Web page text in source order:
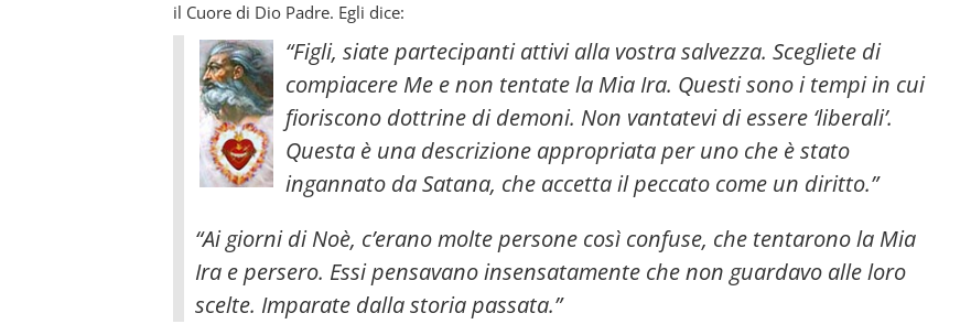
il Cuore di Dio Padre. Egli dice:
“Figli, siate partecipanti attivi alla vostra salvezza. Scegliete di
compiacere Me e non tentate la Mia Ira. Questi sono i tempi in cui
fioriscono dottrine di demoni. Non vantatevi di essere ‘liberali’.
Questa è una descrizione appropriata per uno che è stato
ingannato da Satana, che accetta il peccato come un diritto.”
“Ai giorni di Noè, c’erano molte persone così confuse, che tentarono la Mia
Ira e persero. Essi pensavano insensatamente che non guardavo alle loro
scelte. Imparate dalla storia passata.”